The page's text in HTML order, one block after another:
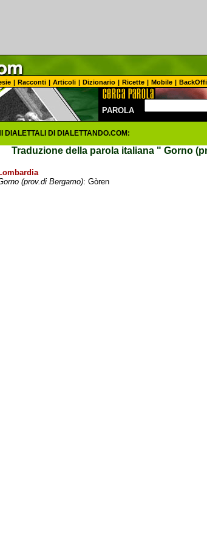
| Racconti | Articoli | Dizionario | Ricette | Mobile |
PAROLA
DIALETTALI DI DIALETTANDO.COM:
Traduzione della parola italiana " Gorno
(prov.di Bergamo): Gòren